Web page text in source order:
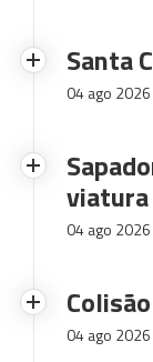
Santa
04 ago 2026
viatura
04 ago 2026
04 ago 2026